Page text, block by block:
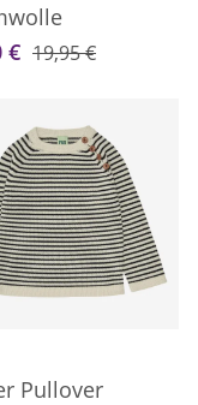
€ 19,95 €
Pullover